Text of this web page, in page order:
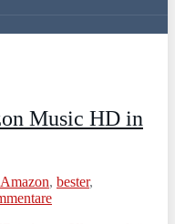
Music HD in
Amazon, bester,